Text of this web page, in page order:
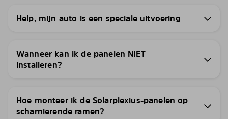
Help, mijn auto is een speciale uitvoering
Wanneer kan ik de panelen NIET
installeren?
Hoe monteer ik de Solarplexius-panelen op
scharnierende ramen?